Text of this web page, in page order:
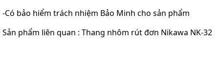
-Có bảo hiểm trách nhiệm Bảo Minh cho sản phẩm
Sản phẩm liên quan : Thang nhôm rút đơn Nikawa NK-32